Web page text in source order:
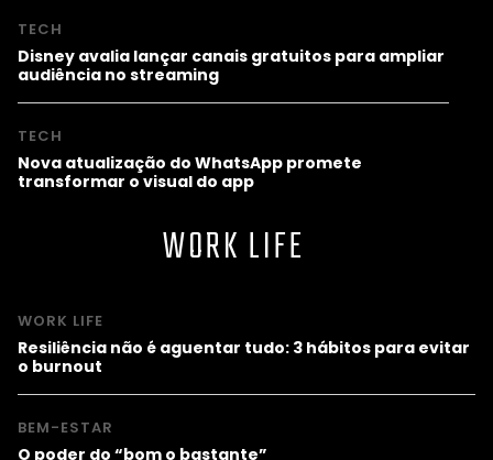
TECH
Disney avalia lançar canais gratuitos para ampliar
audiência no streaming
TECH
Nova atualização do WhatsApp promete
transformar o visual do app
WORK LIFE
WORK LIFE
Resiliência não é aguentar tudo: 3 hábitos para evitar
o burnout
BEM-ESTAR
O poder do “bom o bastante”